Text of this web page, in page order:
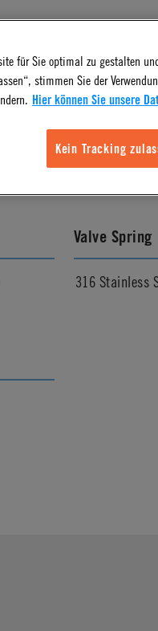
Vacuum to
Valve Spring
316 Stainless
für Sie optimal zu gestalten
stimmen Sie der
Hier können Sie unsere
Kein Tracking